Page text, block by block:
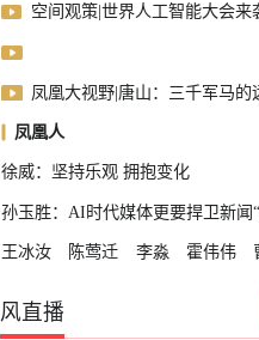
空间观策|世界人工智能大会来
凤凰大视野|唐山：三千军马的
凤凰人
徐威：坚持乐观 拥抱变化
孙玉胜：AI时代媒体更要捍卫新闻
王冰汝 陈莺迁 李淼 霍伟伟
风直播